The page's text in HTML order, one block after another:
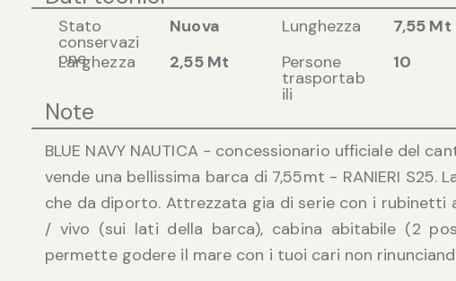
Stato
conservazi
one
Nuova Lunghezza 7,55 Mt
Larghezza
2,55 Mt Persone
trasportab
ili
10
Note
BLUE NAVY NAUTICA - concessionario ufficiale del
vende una bellissima barca di 7,55mt - RANIERI S25.
che da diporto. Attrezzata gia di serie con i rubinetti
/ vivo (sui lati della barca), cabina abitabile (2
permette godere il mare con i tuoi cari non